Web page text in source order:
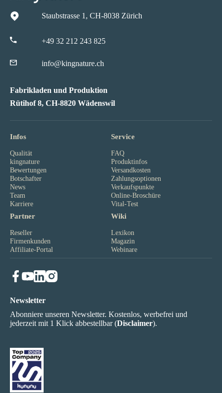
Staubstrasse 1, CH-8038 Zürich
+49 32 212 243 825
info@kingnature.ch
Fabrikladen und Produktion
Rütihof 8, CH-8820 Wädenswil
Infos
Qualität
kingnature
Bewertungen
Botschafter
News
Team
Karriere
Service
FAQ
Produktinfos
Versandkosten
Zahlungsoptionen
Verkaufspunkte
Online-Broschüre
Vital-Test
Partner
Reseller
Firmenkunden
Affiliate-Portal
Wiki
Lexikon
Magazin
Webinare
Newsletter
Abonniere unseren Newsletter. Kostenlos, werbefrei und
jederzeit mit 1 Klick abbestellbar (Disclaimer).